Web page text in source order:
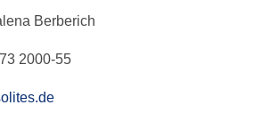
Berberich
2000-55